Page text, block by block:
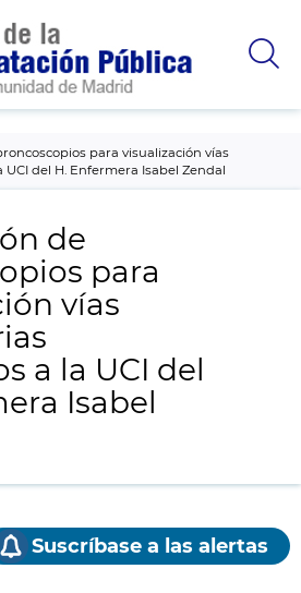
para visualización vías
del H. Enfermera Isabel Zendal
de
para
vías
a la UCI del
Isabel
Suscríbase a las alertas